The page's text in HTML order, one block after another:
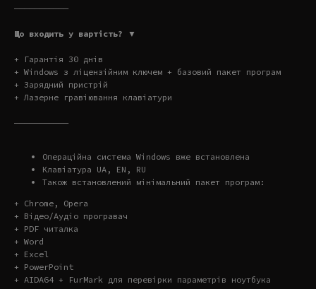
———————————
Що входить у вартість? ▼
+ Гарантія 30 днів
+ Windows з ліцензійним ключем + базовий пакет програм
+ Зарядний пристрій
+ Лазерне гравіювання клавіатури
———————————
Операційна система Windows вже встановлена
Клавіатура UA, EN, RU
Також встановлений мінімальний пакет програм:
+ Chrome, Opera
+ Відео/Аудіо програвач
+ PDF читалка
+ Word
+ Excel
+ PowerPoint
+ AIDA64 + FurMark для перевірки параметрів ноутбука